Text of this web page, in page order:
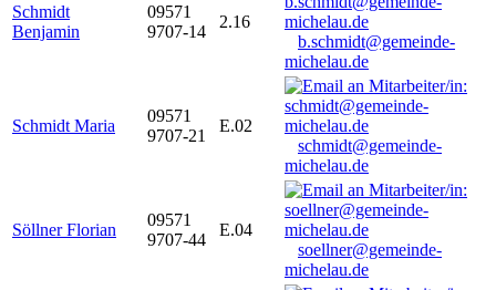
Schmidt
Benjamin
09571
9707-14
2.16
b.schmidt@gemeinde-
michelau.de
Schmidt Maria
09571
9707-21
E.02
schmidt@gemeinde-
michelau.de
Söllner Florian
09571
9707-44
E.04
soellner@gemeinde-
michelau.de